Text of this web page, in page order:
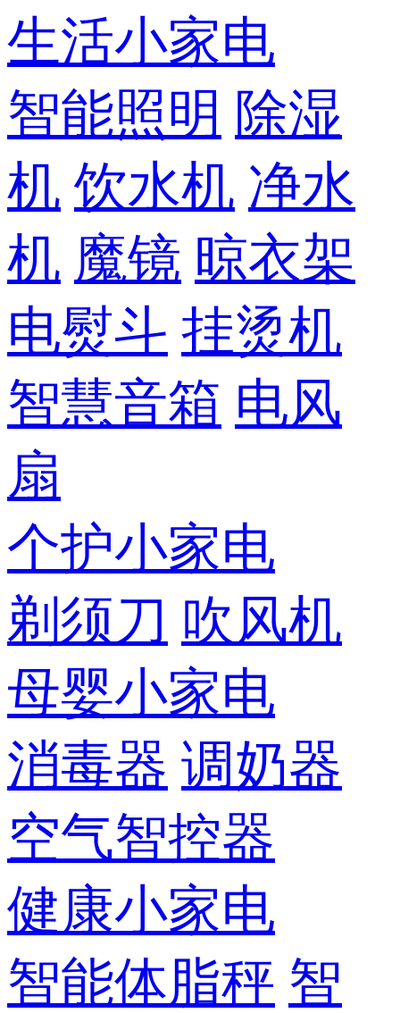
生活小家电
智能照明 除湿
机 饮水机 净水
机 魔镜 晾衣架
电熨斗 挂烫机
智慧音箱 电风
扇
个护小家电
剃须刀 吹风机
母婴小家电
消毒器 调奶器
空气智控器
健康小家电
智能体脂秤 智